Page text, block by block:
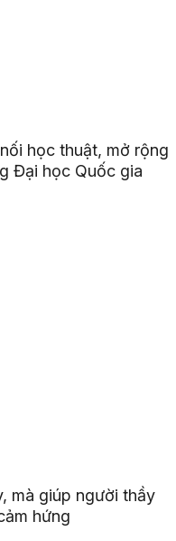
học thuật, mở rộng
Đại học Quốc gia
mà giúp người thầy
hứng